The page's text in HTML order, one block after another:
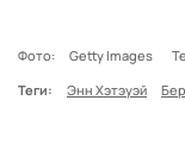
Фото: Getty Images
Теги:
Энн Хэтэуэй